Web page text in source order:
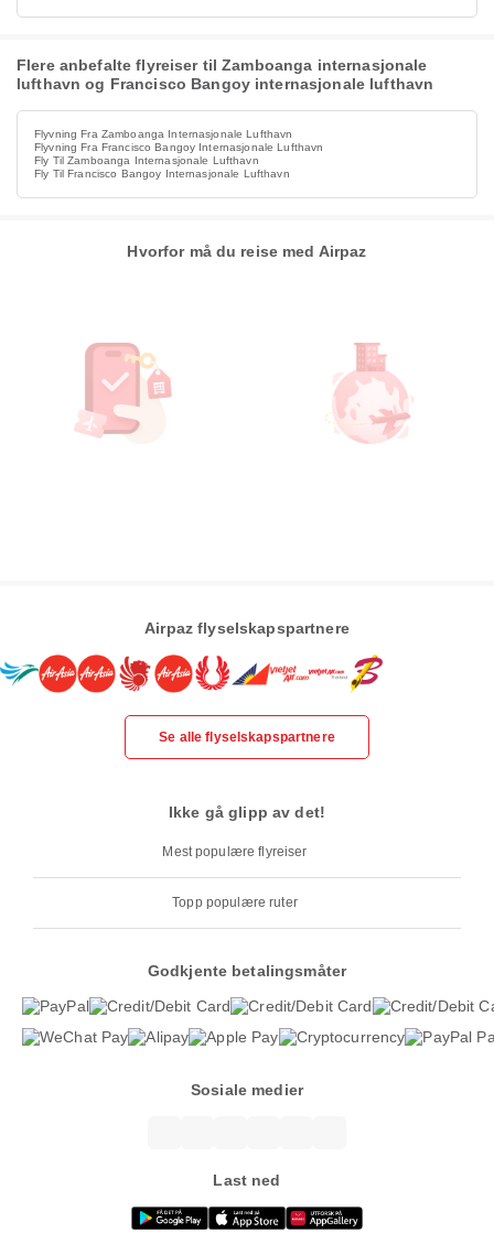
Flere anbefalte flyreiser til Zamboanga internasjonale
lufthavn og Francisco Bangoy internasjonale lufthavn
Flyvning Fra Zamboanga Internasjonale Lufthavn
Flyvning Fra Francisco Bangoy Internasjonale Lufthavn
Fly Til Zamboanga Internasjonale Lufthavn
Fly Til Francisco Bangoy Internasjonale Lufthavn
Hvorfor må du reise med Airpaz
Airpaz flyselskapspartnere
Se alle flyselskapspartnere
Ikke gå glipp av det!
Mest populære flyreiser
Topp populære ruter
Godkjente betalingsmåter
Sosiale medier
Last ned